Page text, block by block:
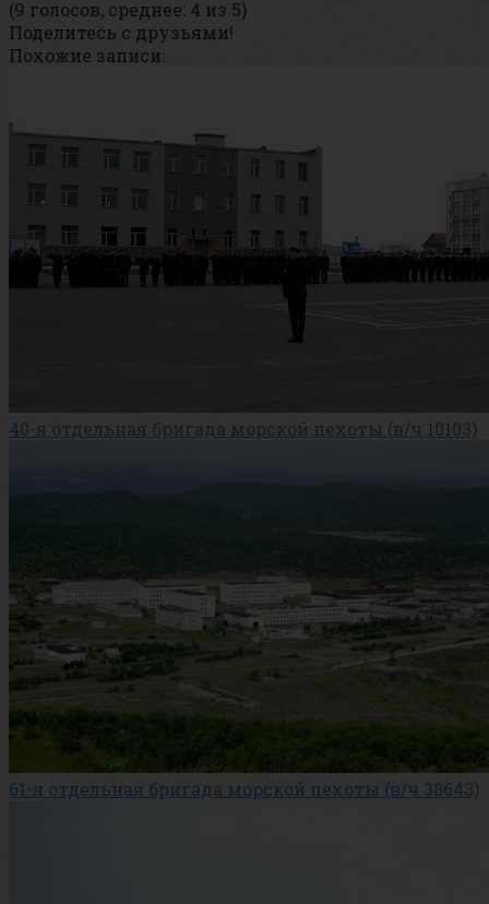
(9 голосов, среднее: 4 из 5)
Поделитесь с друзьями!
Похожие записи:
40-я отдельная бригада морской пехоты (в/ч 10103)
61-я отдельная бригада морской пехоты (в/ч 38643)